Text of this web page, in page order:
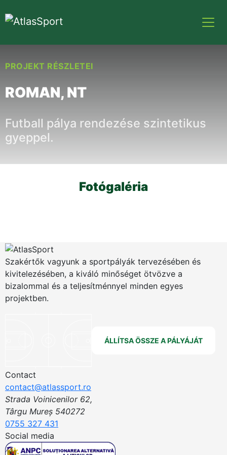
PROJEKT RÉSZLETEI
ROMAN, NT
Futball pálya rendezése szintetikus
gyeppel.
Fotógaléria
Szakértők vagyunk a sportpályák tervezésében és
kivitelezésében, a kiváló minőséget ötvözve a
bizalommal és a teljesítménnyel minden egyes
projektben.
ÁLLÍTSA ÖSSZE A PÁLYÁJÁT
Contact
contact@atlassport.ro
Strada Voinicenilor 62,
Târgu Mureș 540272
0755 327 431
Social media